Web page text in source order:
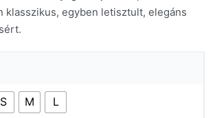
klasszikus, egyben letisztult, elegáns
S M L